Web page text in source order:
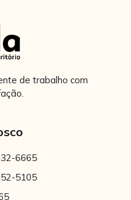
de trabalho com
6665
5105